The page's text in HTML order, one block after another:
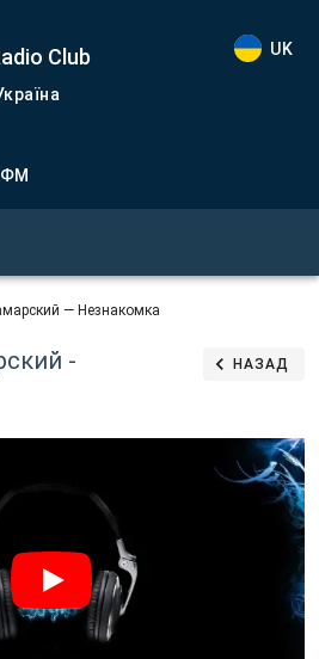
Club UK
— Незнакомка
-
НАЗАД